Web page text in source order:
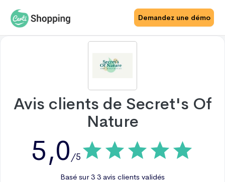
Demandez une démo
Avis clients de Secret's Of
Nature
5,0 /5
Basé sur3 3 avis clients validés